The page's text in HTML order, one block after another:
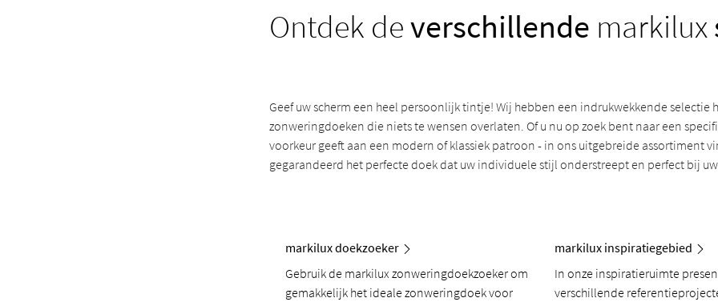
Ontdek deverschillende markilux
Geef uw scherm een heel persoonlijk tintje! Wij hebben een indrukwekkende selectie
zonweringdoeken die niets te wensen overlaten. Of u nu op zoek bent naar een
voorkeur geeft aan een modern of klassiek patroon - in ons uitgebreide assortiment
gegarandeerd het perfecte doek dat uw individuele stijl onderstreept en perfect bij
markilux doekzoeker
Gebruik de markilux zonweringdoekzoeker om
gemakkelijk het ideale zonweringdoek voor
markilux inspiratiegebied
In onze inspiratieruimte
verschillende